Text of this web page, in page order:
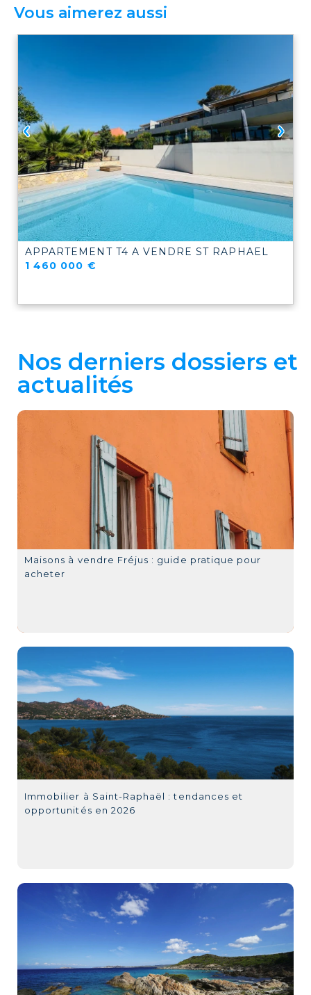
Vous aimerez aussi
APPARTEMENT T4 A VENDRE ST RAPHAEL
1 460 000 €
Nos derniers dossiers et
actualités
Maisons à vendre Fréjus : guide pratique pour
acheter
Immobilier à Saint-Raphaël : tendances et
opportunités en 2026